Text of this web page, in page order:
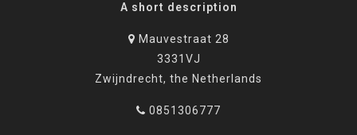
A short description
Mauvestraat 28
3331VJ
Zwijndrecht, the Netherlands
0851306777